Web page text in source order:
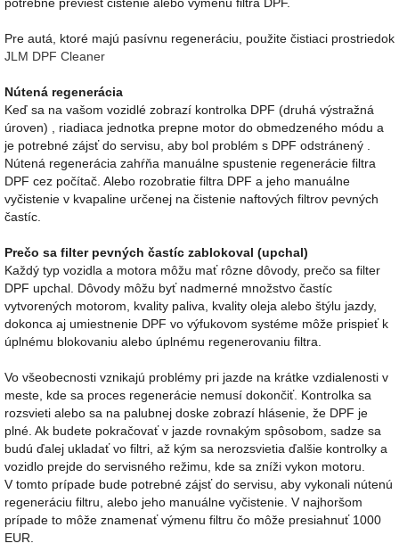
Pre autá, ktoré majú pasívnu regeneráciu, použite čistiaci prostriedok
JLM DPF Cleaner
Nútená regenerácia
Keď sa na vašom vozidlé zobrazí kontrolka DPF (druhá výstražná
úroven) , riadiaca jednotka prepne motor do obmedzeného módu a
je potrebné zájsť do servisu, aby bol problém s DPF odstránený .
Nútená regenerácia zahŕňa manuálne spustenie regenerácie filtra
DPF cez počítač. Alebo rozobratie filtra DPF a jeho manuálne
vyčistenie v kvapaline určenej na čistenie naftových filtrov pevných
častíc.
Prečo sa filter pevných častíc zablokoval (upchal)
Každý typ vozidla a motora môžu mať rôzne dôvody, prečo sa filter
DPF upchal. Dôvody môžu byť nadmerné množstvo častíc
vytvorených motorom, kvality paliva, kvality oleja alebo štýlu jazdy,
dokonca aj umiestnenie DPF vo výfukovom systéme môže prispieť k
úplnému blokovaniu alebo úplnému regenerovaniu filtra.
Vo všeobecnosti vznikajú problémy pri jazde na krátke vzdialenosti v
meste, kde sa proces regenerácie nemusí dokončiť. Kontrolka sa
rozsvieti alebo sa na palubnej doske zobrazí hlásenie, že DPF je
plné. Ak budete pokračovať v jazde rovnakým spôsobom, sadze sa
budú ďalej ukladať vo filtri, až kým sa nerozsvietia ďalšie kontrolky a
vozidlo prejde do servisného režimu, kde sa zníži vykon motoru.
V tomto prípade bude potrebné zájsť do servisu, aby vykonali nútenú
regeneráciu filtru, alebo jeho manuálne vyčistenie. V najhoršom
prípade to môže znamenať výmenu filtru čo môže presiahnuť 1000
EUR.